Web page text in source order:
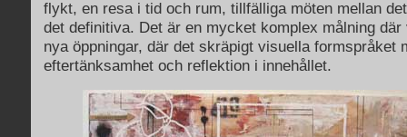
flykt, en resa i tid och rum, tillfälliga möten mellan
det definitiva. Det är en mycket komplex målning där
nya öppningar, där det skräpigt visuella formspråket
eftertänksamhet och reflektion i innehållet.